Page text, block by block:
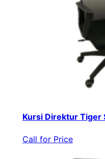
Kursi Direktur Tiger
Call for Price